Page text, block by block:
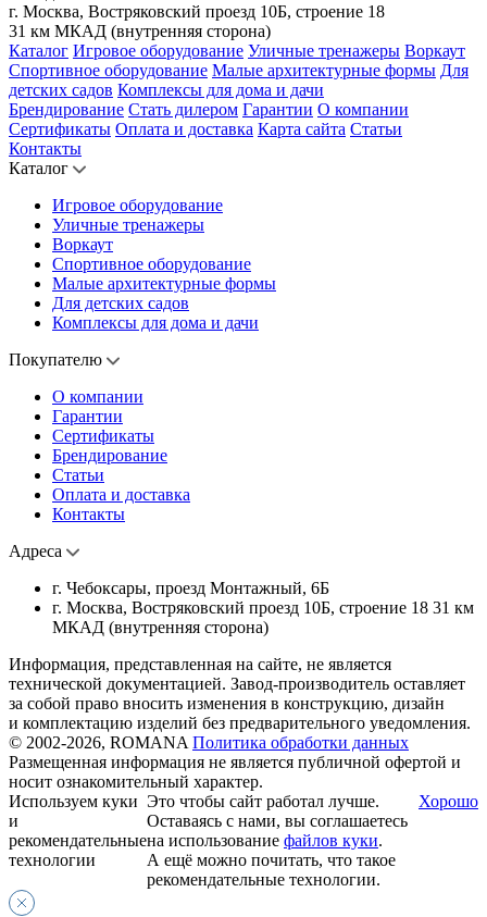
г. Москва, Востряковский проезд 10Б, строение 18
31 км МКАД (внутренняя сторона)
Каталог Игровое оборудование Уличные тренажеры Воркаут
Спортивное оборудование Малые архитектурные формы Для
детских садов Комплексы для дома и дачи
Брендирование Стать дилером Гарантии О компании
Сертификаты Оплата и доставка Карта сайта Статьи
Контакты
Каталог
Игровое оборудование
Уличные тренажеры
Воркаут
Спортивное оборудование
Малые архитектурные формы
Для детских садов
Комплексы для дома и дачи
Покупателю
О компании
Гарантии
Сертификаты
Брендирование
Статьи
Оплата и доставка
Контакты
Адреса
г. Чебоксары, проезд Монтажный, 6Б
г. Москва, Востряковский проезд 10Б, строение 18 31 км
МКАД (внутренняя сторона)
Информация, представленная на сайте, не является
технической документацией. Завод-производитель оставляет
за собой право вносить изменения в конструкцию, дизайн
и комплектацию изделий без предварительного уведомления.
© 2002-2026, ROMANA Политика обработки данных
Размещенная информация не является публичной офертой и
носит ознакомительный характер.
Используем куки
и
рекомендательные
технологии
Это чтобы сайт работал лучше.
Оставаясь с нами, вы соглашаетесь
на использование файлов куки.
А ещё можно почитать, что такое
рекомендательные технологии.
Хорошо